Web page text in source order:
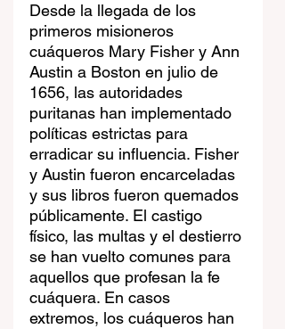
Desde la llegada de los
primeros misioneros
cuáqueros Mary Fisher y Ann
Austin a Boston en julio de
1656, las autoridades
puritanas han implementado
políticas estrictas para
erradicar su influencia. Fisher
y Austin fueron encarceladas
y sus libros fueron quemados
públicamente. El castigo
físico, las multas y el destierro
se han vuelto comunes para
aquellos que profesan la fe
cuáquera. En casos
extremos, los cuáqueros han